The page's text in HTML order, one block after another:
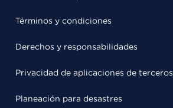
Términos y condiciones
Derechos y responsabilidades
Privacidad de aplicaciones de terceros
Planeación para desastres